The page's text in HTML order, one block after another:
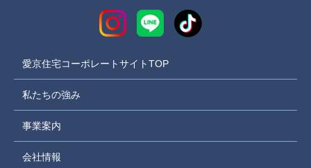
愛京住宅コーポレートサイトTOP
私たちの強み
事業案内
会社情報